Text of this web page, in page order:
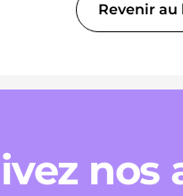
Revenir au
nos